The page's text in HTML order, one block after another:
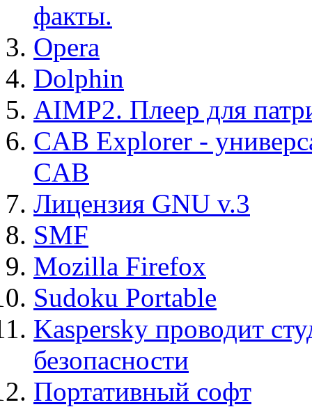
факты.
Opera
Dolphin
AIMP2. Плеер для
CAB Explorer -
CAB
Лицензия GNU v.3
SMF
Mozilla Firefox
Sudoku Portable
Kaspersky проводит
безопасности
Портативный софт